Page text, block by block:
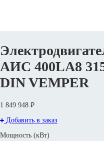
АИС 400LА8
DIN VEMPER
1 849 948 ₽
Добавить в заказ
Мощность (кВт)